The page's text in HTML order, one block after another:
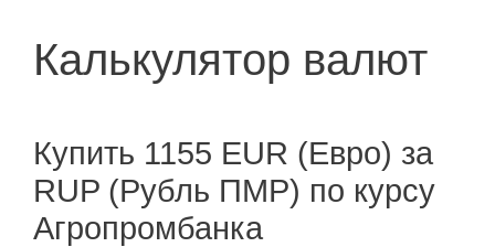
Калькулятор валют
Купить 1155 EUR (Евро) за
RUP (Рубль ПМР) по курсу
Агропромбанка